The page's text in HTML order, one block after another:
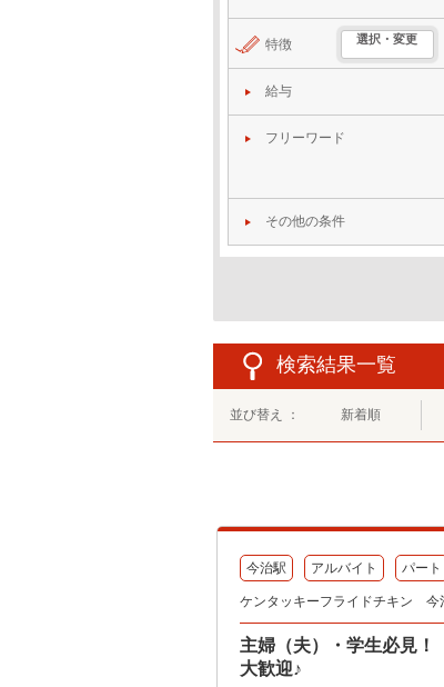
特徴 選択・変更
給与
フリーワード
その他の条件
検索結果一覧
並び替え ： 新着順
今治駅 アルバイト パート
ケンタッキーフライドチキン 今
主婦（夫）・学生必見
大歓迎♪